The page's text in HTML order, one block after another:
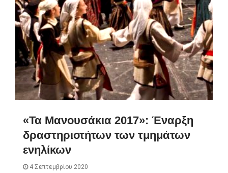
«Τα Μανουσάκια 2017»: Έναρξη
δραστηριοτήτων των τμημάτων
ενηλίκων
4 Σεπτεμβρίου 2020